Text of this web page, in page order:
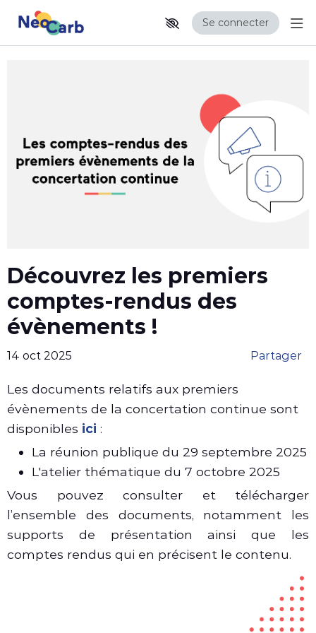
Se connecter
Découvrez les premiers
comptes-rendus des
évènements !
14 oct 2025 Partager
Les documents relatifs aux premiers
évènements de la concertation continue sont
disponibles ici :
La réunion publique du 29 septembre 2025
L'atelier thématique du 7 octobre 2025
Vous pouvez consulter et télécharger
l’ensemble des documents, notamment les
supports de présentation ainsi que les
comptes rendus qui en précisent le contenu.